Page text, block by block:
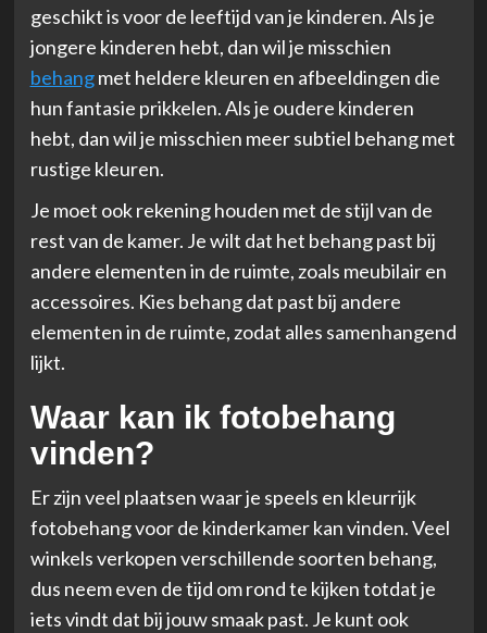
geschikt is voor de leeftijd van je kinderen. Als je
jongere kinderen hebt, dan wil je misschien
behangmet heldere kleuren en afbeeldingen die
hun fantasie prikkelen. Als je oudere kinderen
hebt, dan wil je misschien meer subtiel behang met
rustige kleuren.
Je moet ook rekening houden met de stijl van de
rest van de kamer. Je wilt dat het behang past bij
andere elementen in de ruimte, zoals meubilair en
accessoires. Kies behang dat past bij andere
elementen in de ruimte, zodat alles samenhangend
lijkt.
Waar kan ik fotobehang
vinden?
Er zijn veel plaatsen waar je speels en kleurrijk
fotobehang voor de kinderkamer kan vinden. Veel
winkels verkopen verschillende soorten behang,
dus neem even de tijd om rond te kijken totdat je
iets vindt dat bij jouw smaak past. Je kunt ook